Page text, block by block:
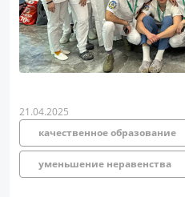
21.04.2025
качественное образование
уменьшение неравенства